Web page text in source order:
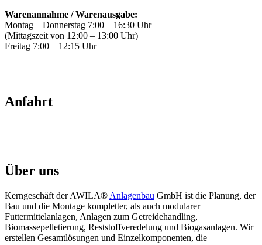
Warenannahme / Warenausgabe:
Montag – Donnerstag 7:00 – 16:30 Uhr
(Mittagszeit von 12:00 – 13:00 Uhr)
Freitag 7:00 – 12:15 Uhr
Anfahrt
Über uns
Kerngeschäft der AWILA® Anlagenbau GmbH ist die Planung, der
Bau und die Montage kompletter, als auch modularer
Futtermittelanlagen, Anlagen zum Getreidehandling,
Biomassepelletierung, Reststoffveredelung und Biogasanlagen. Wir
erstellen Gesamtlösungen und Einzelkomponenten, die